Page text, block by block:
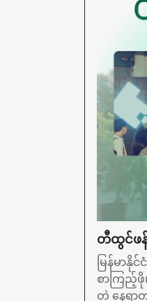
တီထွင်ဖန်
မြန်မ
စာကြည့်
တဲ့ နေရာ